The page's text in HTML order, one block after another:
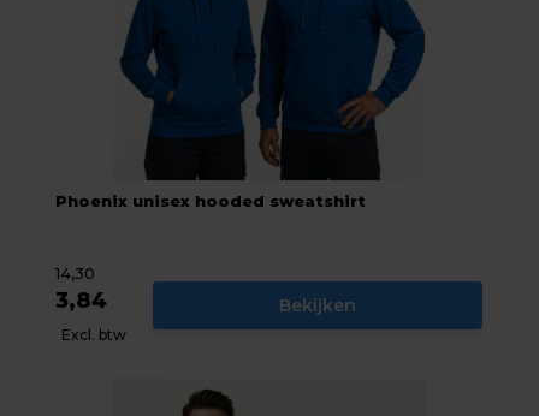
Phoenix unisex hooded sweatshirt
14,30
3,84
Excl. btw
Bekijken